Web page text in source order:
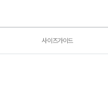
사이즈가이드